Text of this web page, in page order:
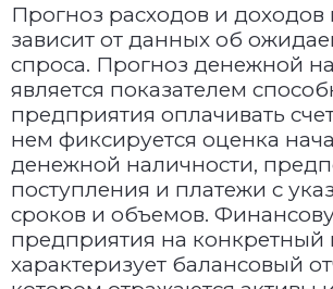
Прогноз расходов и доходов
зависит от данных об
спроса. Прогноз денежной
является показателем
предприятия оплачивать
нем фиксируется оценка
денежной наличности,
поступления и платежи с
сроков и объемов.
предприятия на конкретный
характеризует балансовый